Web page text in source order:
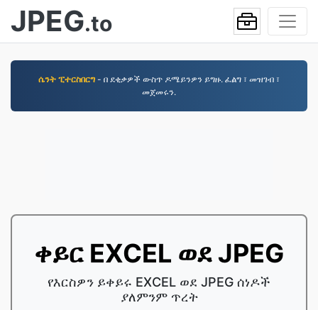
JPEG.to
ሴንት ፒተርስበርግ - በ ደቂቃዎች ውስጥ ዶሜይንዎን ይግዙ. ፈልግ ፣ መዝገብ ፣
መጀመሩን.
ቀይር EXCEL ወደ JPEG
የእርስዎን ይቀይሩ EXCEL ወደ JPEG ሰነዶች
ያለምንም ጥረት